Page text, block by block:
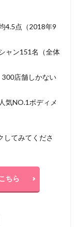
4.5点（2018年9
ャン151名（全体
店舗しかない
気NO.1ボディメ
してみてくださ
ちら